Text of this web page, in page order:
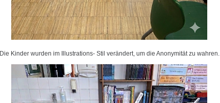
Die Kinder wurden im Illustrations- Stil verändert, um die Anonymität zu wahren.